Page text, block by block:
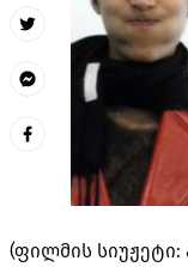
(ფილმის სიუჟეტი: